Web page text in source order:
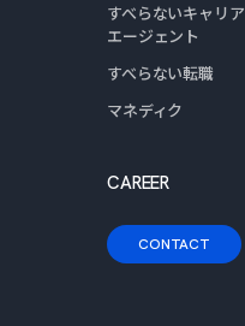
すべらないキャリア
エージェント
すべらない転職
マネディク
CAREER
CONTACT